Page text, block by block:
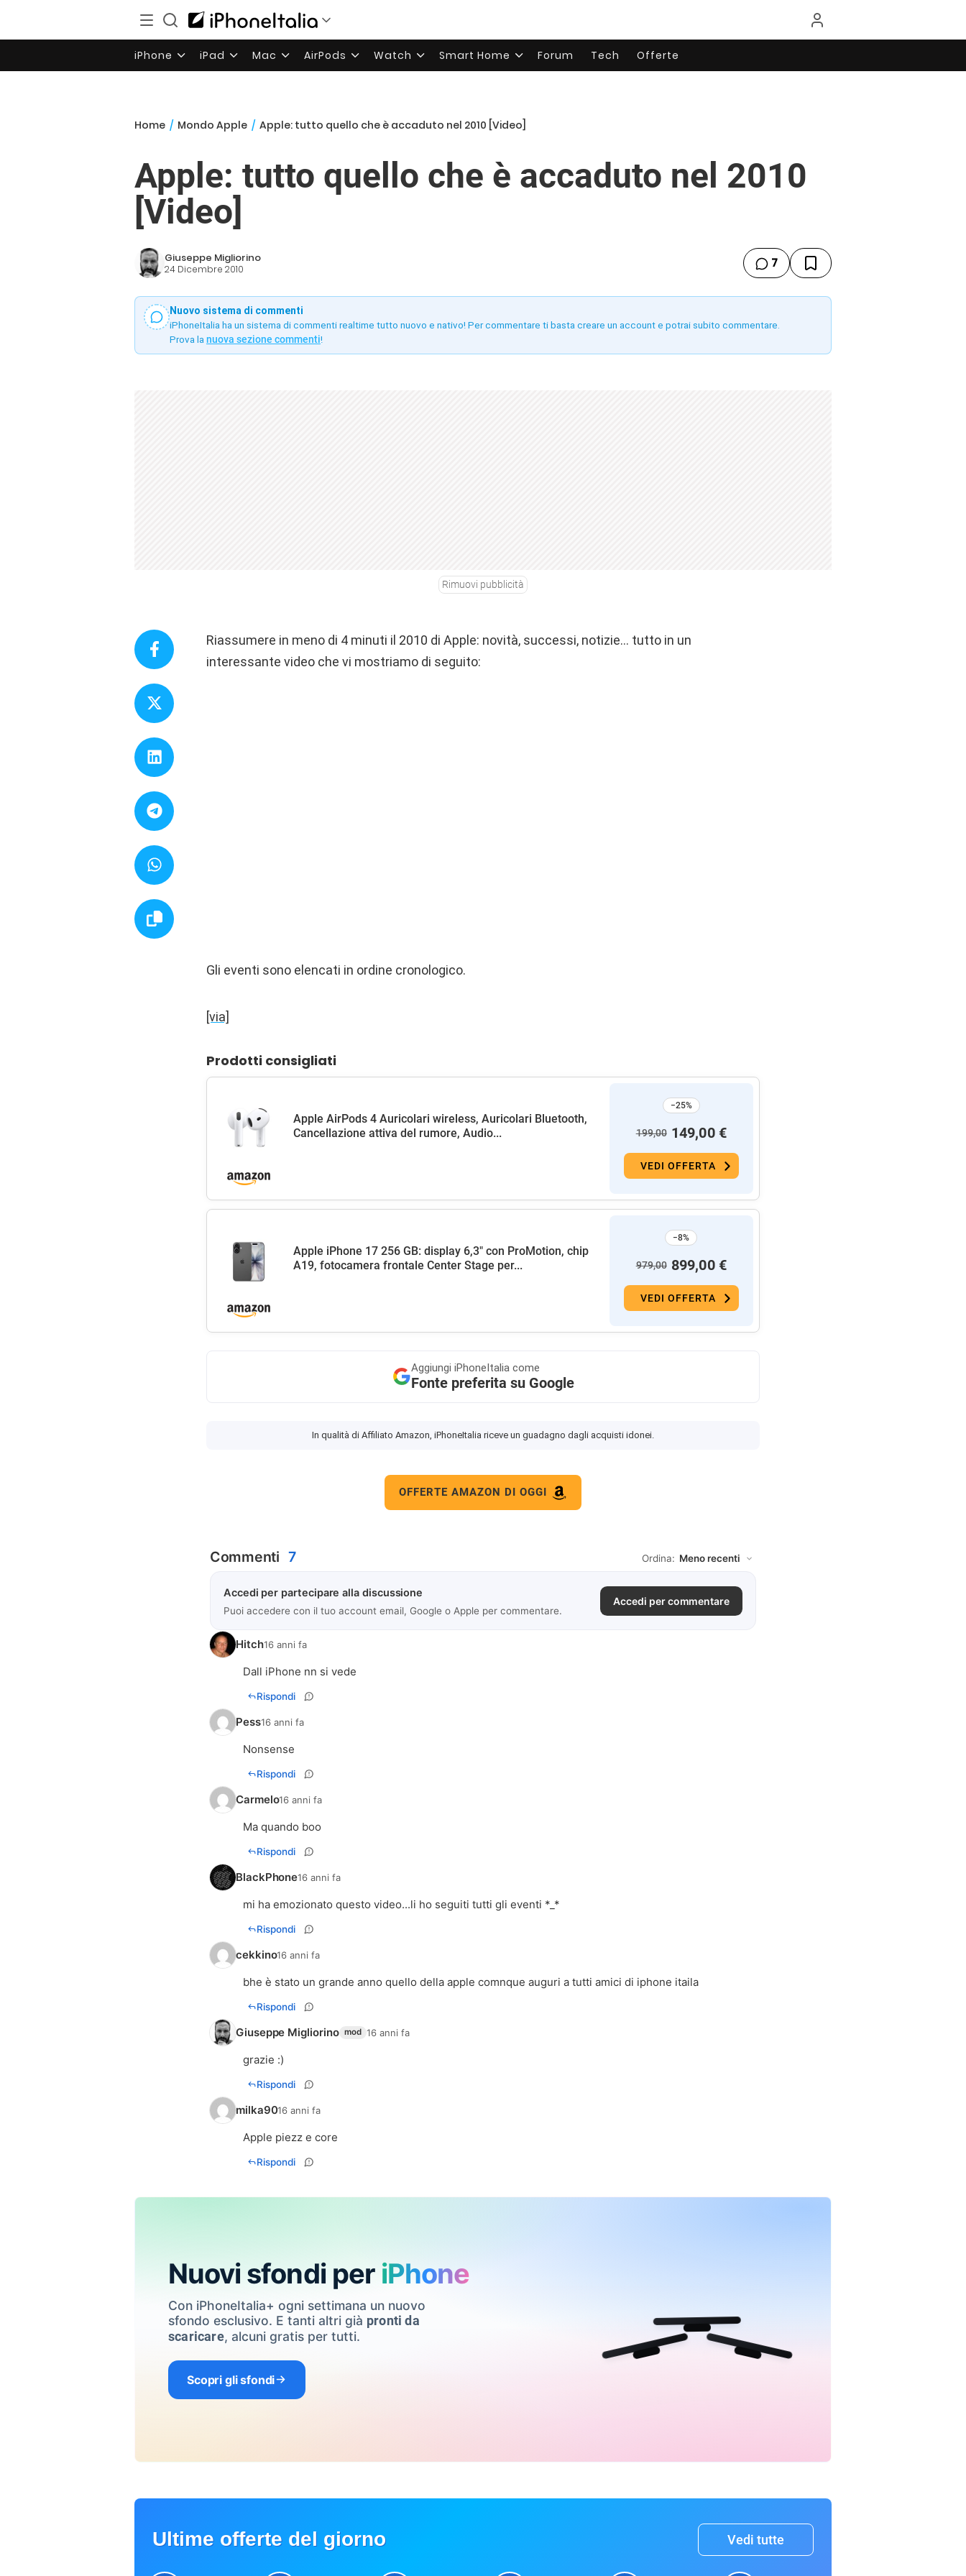
iPhone iPad Mac AirPods Watch Smart Home Forum Tech Offerte
Home / Mondo Apple / Apple: tutto quello che è accaduto nel 2010 [Video]
Apple: tutto quello che è accaduto nel 2010
[Video]
Giuseppe Migliorino
24 Dicembre 2010 7
Nuovo sistema di commenti
iPhoneItalia ha un sistema di commenti realtime tutto nuovo e nativo! Per commentare ti basta creare un account e potrai subito commentare.
Prova la nuova sezione commenti!
Rimuovi pubblicità
Riassumere in meno di 4 minuti il 2010 di Apple: novità, successi, notizie… tutto in un
interessante video che vi mostriamo di seguito:
Gli eventi sono elencati in ordine cronologico.
[via]
Prodotti consigliati
Apple AirPods 4 Auricolari wireless, Auricolari Bluetooth,
Cancellazione attiva del rumore, Audio...
−25%
199,00 149,00 €
VEDI OFFERTA
Apple iPhone 17 256 GB: display 6,3" con ProMotion, chip
A19, fotocamera frontale Center Stage per...
−8%
979,00 899,00 €
VEDI OFFERTA
Aggiungi iPhoneItalia come
Fonte preferita su Google
In qualità di Affiliato Amazon, iPhoneItalia riceve un guadagno dagli acquisti idonei.
OFFERTE AMAZON DI OGGI
Commenti 7 Ordina:
Accedi per partecipare alla discussione
Puoi accedere con il tuo account email, Google o Apple per commentare.
Accedi per commentare
Hitch16 anni fa
Dall iPhone nn si vede
Rispondi
Pess16 anni fa
Nonsense
Rispondi
Carmelo16 anni fa
Ma quando boo
Rispondi
BlackPhone16 anni fa
mi ha emozionato questo video...li ho seguiti tutti gli eventi *_*
Rispondi
cekkino16 anni fa
bhe è stato un grande anno quello della apple comnque auguri a tutti amici di iphone itaila
Rispondi
Giuseppe Migliorino mod 16 anni fa
grazie :)
Rispondi
milka9016 anni fa
Apple piezz e core
Rispondi
Nuovi sfondi per iPhone
Con iPhoneItalia+ ogni settimana un nuovo
sfondo esclusivo. E tanti altri già pronti da
scaricare, alcuni gratis per tutti.
Scopri gli sfondi
Ultime offerte del giorno Vedi tutte